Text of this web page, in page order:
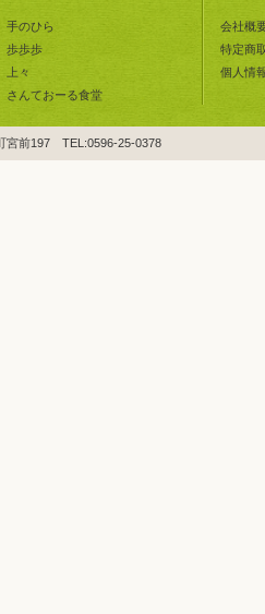
手のひら
歩歩歩
上々
さんておーる食堂
会社概
特定商
個人情
宮前197 TEL:0596-25-0378